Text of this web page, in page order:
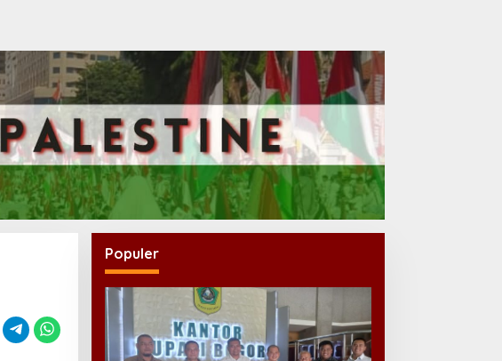
Populer